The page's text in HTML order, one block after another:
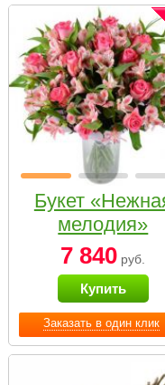
Заказать в один клик
Букет
мелодия»
7 840 руб.
Купить